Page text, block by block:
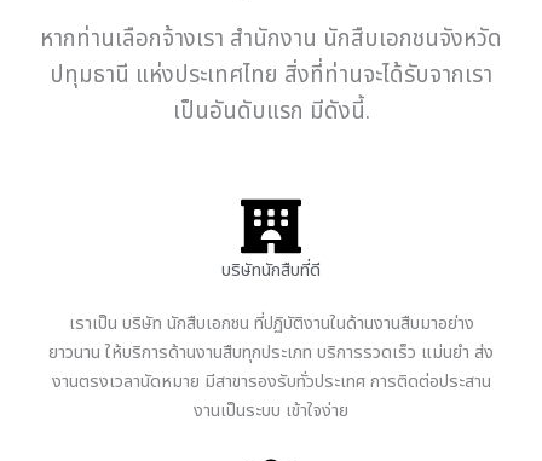
หากท่านเลือกจ้างเรา สำนักงาน นักสืบเอกชนจังหวัด
ปทุมธานี แห่งประเทศไทย สิ่งที่ท่านจะได้รับจากเรา
เป็นอันดับแรก มีดังนี้.
บริษัทนักสืบที่ดี
เราเป็น บริษัท นักสืบเอกชน ที่ปฏิบัติงานในด้านงานสืบมาอย่าง
ยาวนาน ให้บริการด้านงานสืบทุกประเภท บริการรวดเร็ว แม่นยำ ส่ง
งานตรงเวลานัดหมาย มีสาขารองรับทั่วประเทศ การติดต่อประสาน
งานเป็นระบบ เข้าใจง่าย